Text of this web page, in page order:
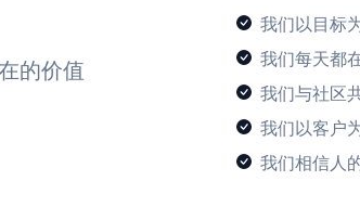
的价值
我们以目标
我们每天都
我们与社区
我们以客户
我们相信人